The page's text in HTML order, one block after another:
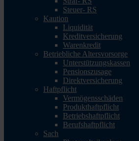
Steuer- RS
Kaution
Liquidität
Kreditversicherung
Warenkredit
Betriebliche Altersvorsorge
Unterstützungskassen
Pensionszusage
Direktversicherung
Haftpflicht
Vermögensschäden
Produkthaftpflicht
Betriebshaftpflicht
Berufshaftpflicht
Sach